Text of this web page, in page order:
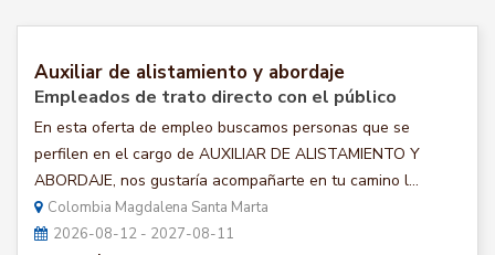
Auxiliar de alistamiento y abordaje
Empleados de trato directo con el público
En esta oferta de empleo buscamos personas que se
perfilen en el cargo de AUXILIAR DE ALISTAMIENTO Y
ABORDAJE, nos gustaría acompañarte en tu camino l...
Colombia Magdalena Santa Marta
2026-08-12 - 2027-08-11